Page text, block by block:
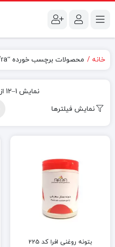
خانه محصولات برچسب خورده “afra”
نمایش 1–12 از 19 نتیجه
نمایش فیلترها
بتونه روغنی افرا کد 225